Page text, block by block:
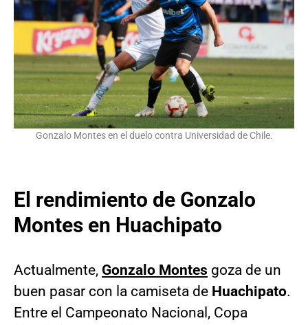
Gonzalo Montes en el duelo contra Universidad de Chile.
El rendimiento de Gonzalo
Montes en Huachipato
Actualmente, Gonzalo Montes goza de un
buen pasar con la camiseta de Huachipato.
Entre el Campeonato Nacional, Copa